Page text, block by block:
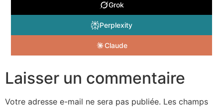
Grok
Perplexity
Claude
Laisser un commentaire
Votre adresse e-mail ne sera pas publiée. Les champs